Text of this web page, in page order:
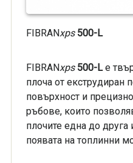
FIBRANxps500-L
FIBRANxps 500-Lе
плоча от екструдиран
повърхност и
ръбове, които
плочите една до друга
появата на топлинни